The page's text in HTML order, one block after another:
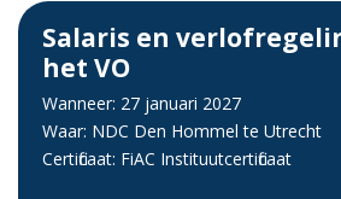
Salaris en
het VO
Wanneer: 27 januari 2027
Waar: NDC Den Hommel te Utrecht
Certificaat: FiAC Instituutcertificaat